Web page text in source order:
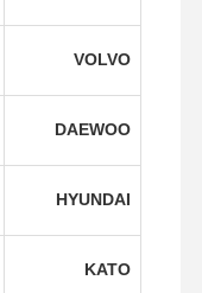
VOLVO
DAEWOO
HYUNDAI
KATO